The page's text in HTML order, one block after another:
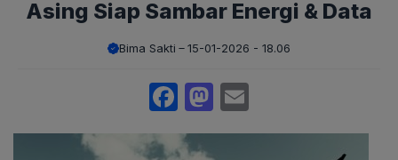
Asing Siap Sambar Energi & Data
Bima Sakti 15-01-2026 - 18.06
Facebook
Mastodon